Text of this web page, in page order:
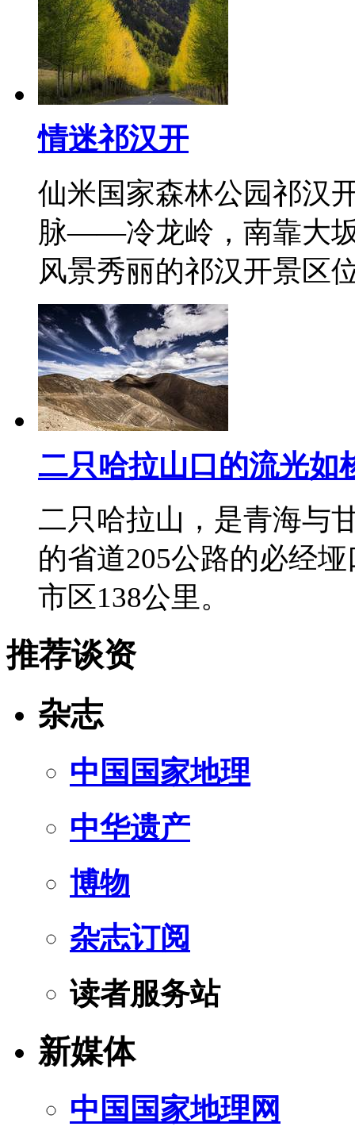
情迷祁汉开
仙米国家森林公园祁汉
脉——冷龙岭，南靠大
风景秀丽的祁汉开景
二只哈拉山口的流光如
二只哈拉山，是青海与
的省道205公路的必经
市区138公里。
推荐谈资
杂志
中国国家地理
中华遗产
博物
杂志订阅
读者服务站
新媒体
中国国家地理网